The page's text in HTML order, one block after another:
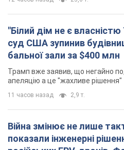
Війна змінює не лише
показали інженерні
російських FPV-дронів.
"Шаленого Макса"